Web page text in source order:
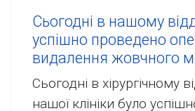
Сьогодні в нашому
успішно проведено
видалення жовчного
Сьогодні в хірургічному
нашої клініки було